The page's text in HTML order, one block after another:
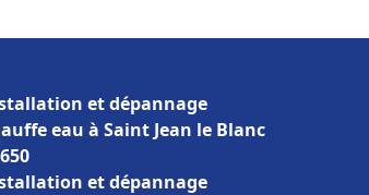
et dépannage
eau à Saint Jean le Blanc
et dépannage